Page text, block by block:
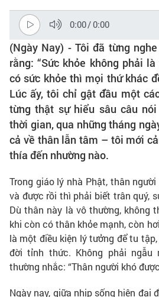
0:00/0:00
(Ngày Nay) - Tôi đã từng
rằng: “Sức khỏe không phải
có sức khỏe thì mọi thứ khác
Lúc ấy, tôi chỉ gật đầu một
từng thật sự hiểu sâu câu
thời gian, qua những tháng
cả về thân lẫn tâm – tôi mới
thía đến nhường nào.
Trong giáo lý nhà Phật, thân
và được rồi thì phải biết trân quý,
Dù thân này là vô thường, không
khi còn có thân khỏe mạnh, còn
là một điều kiện lý tưởng để tu
đời tỉnh thức. Không phải ngẫu
thường nhắc: “Thân người khó
Ngày nay, giữa nhịp sống hiện đại